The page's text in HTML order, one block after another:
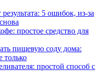
5 ошибок, из-за
простое средство для
пищевую соду дома:
только
простой способ с